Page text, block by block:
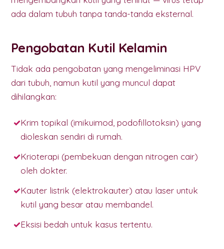
ada dalam tubuh tanpa tanda-tanda eksternal.
Pengobatan Kutil Kelamin
Tidak ada pengobatan yang mengeliminasi HPV
dari tubuh, namun kutil yang muncul dapat
dihilangkan:
Krim topikal (imikuimod, podofillotoksin) yang
dioleskan sendiri di rumah.
Krioterapi (pembekuan dengan nitrogen cair)
oleh dokter.
Kauter listrik (elektrokauter) atau laser untuk
kutil yang besar atau membandel.
Eksisi bedah untuk kasus tertentu.